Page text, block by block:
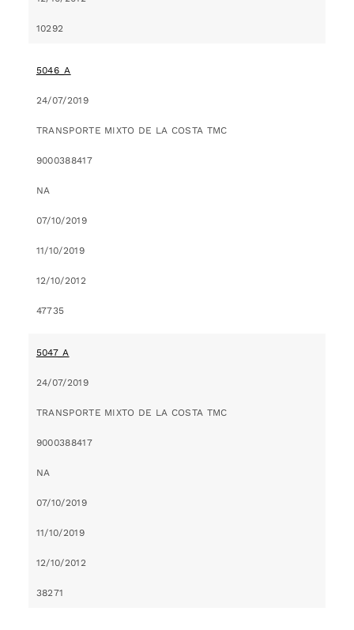
10292
5046_A
24/07/2019
TRANSPORTE MIXTO DE LA COSTA TMC
9000388417
NA
07/10/2019
11/10/2019
12/10/2012
47735
5047_A
24/07/2019
TRANSPORTE MIXTO DE LA COSTA TMC
9000388417
NA
07/10/2019
11/10/2019
12/10/2012
38271